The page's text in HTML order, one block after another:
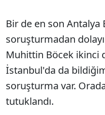
Bir de en son Antalya
soruşturmadan
Muhittin Böcek ikinci
İstanbul'da da
soruşturma var.
tutuklandı.